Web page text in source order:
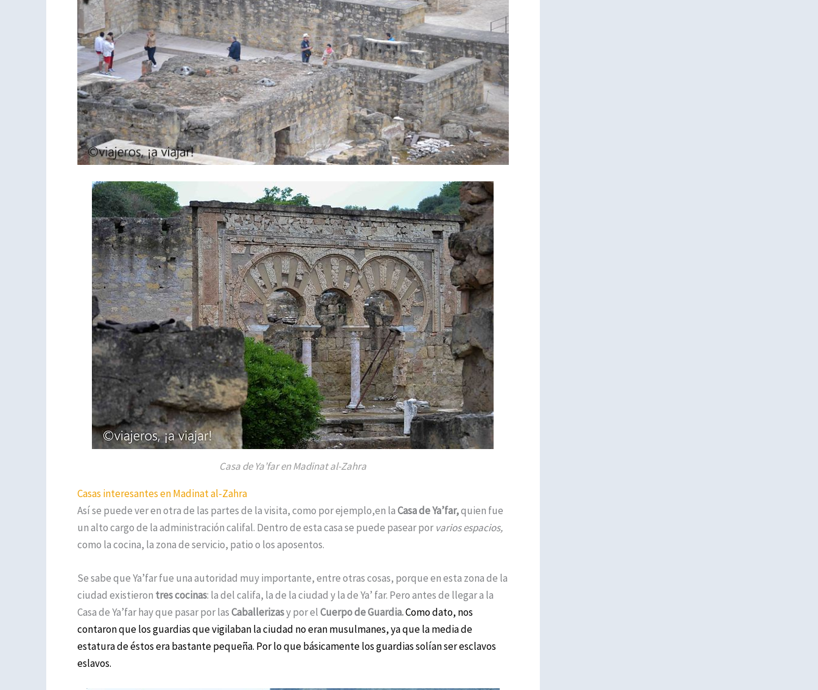
Casa de Ya’far en Madinat al-Zahra
Casas interesantes en Madinat al-Zahra
Así se puede ver en otra de las partes de la visita, como por ejemplo,en laCasa de Ya’far,quien fue
un alto cargo de la administración califal. Dentro de esta casa se puede pasear porvarios espacios,
como la cocina, la zona de servicio, patio o los aposentos.
Se sabe que Ya’far fue una autoridad muy importante, entre otras cosas, porque en esta zona de la
ciudad existieron tres cocinas: la del califa, la de la ciudad y la de Ya’ far. Pero antes de llegar a la
Casa de Ya’far hay que pasar por lasCaballerizasy por elCuerpo de Guardia.Como dato, nos
contaron que los guardias que vigilaban la ciudad no eran musulmanes, ya que la media de
estatura de éstos era bastante pequeña. Por lo que básicamente los guardias solían ser esclavos
eslavos.